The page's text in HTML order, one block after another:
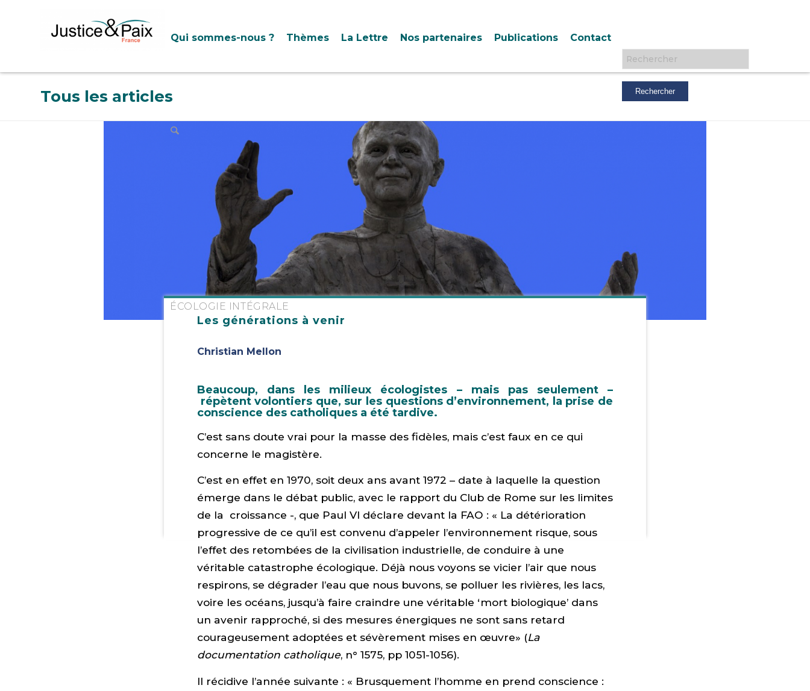
Qui sommes-nous ? Thèmes La Lettre Nos partenaires Publications Contact
Rechercher :
Tous les articles
Les générations à venir
ÉCOLOGIE INTÉGRALE
Christian Mellon
Beaucoup, dans les milieux écologistes – mais pas seulement –
répètent volontiers que, sur les questions d’environnement, la prise de
conscience des catholiques a été tardive.
C’est sans doute vrai pour la masse des fidèles, mais c’est faux en ce qui
concerne le magistère.
C’est en effet en 1970, soit deux ans avant 1972 – date à laquelle la question
émerge dans le débat public, avec le rapport du Club de Rome sur les limites
de la croissance -, que Paul VI déclare devant la FAO : « La détérioration
progressive de ce qu’il est convenu d’appeler l’environnement risque, sous
l’effet des retombées de la civilisation industrielle, de conduire à une
véritable catastrophe écologique. Déjà nous voyons se vicier l’air que nous
respirons, se dégrader l’eau que nous buvons, se polluer les rivières, les lacs,
voire les océans, jusqu’à faire craindre une véritable ‘mort biologique’ dans
un avenir rapproché, si des mesures énergiques ne sont sans retard
courageusement adoptées et sévèrement mises en œuvre» (La
documentation catholique, n° 1575, pp 1051-1056).
Il récidive l’année suivante : « Brusquement l’homme en prend conscience :